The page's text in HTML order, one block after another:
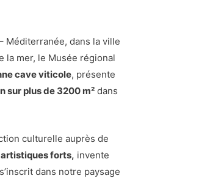
Méditerranée, dans la ville
la mer, le Musée régional
cave viticole, présente
sur plus de 3200 m² dans
culturelle auprès de
forts, invente
dans notre paysage